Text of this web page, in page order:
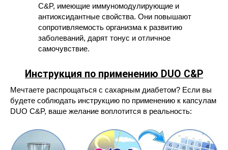
C&P, имеющие иммуномодулирующие и
антиоксидантные свойства. Они повышают
сопротивляемость организма к развитию
заболеваний, дарят тонус и отличное
самочувствие.
Инструкция по применению DUO C&P
Мечтаете распрощаться с сахарным диабетом? Если вы
будете соблюдать инструкцию по применению к капсулам
DUO C&P, ваше желание воплотится в реальность: